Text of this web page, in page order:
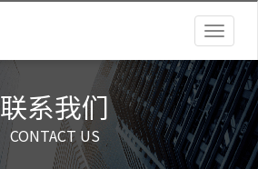
联系我们
CONTACT US